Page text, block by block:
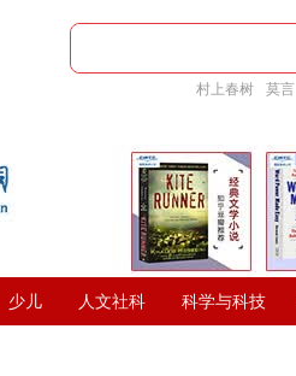
村上春树 莫言
少儿 人文社科 科学与科技